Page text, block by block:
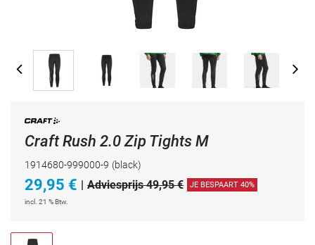
Craft Rush 2.0 Zip Tights M
1914680-999000-9 (black)
29,95 € | Adviesprijs 49,95 € JE BESPAART 40%
incl. 21 % Btw.